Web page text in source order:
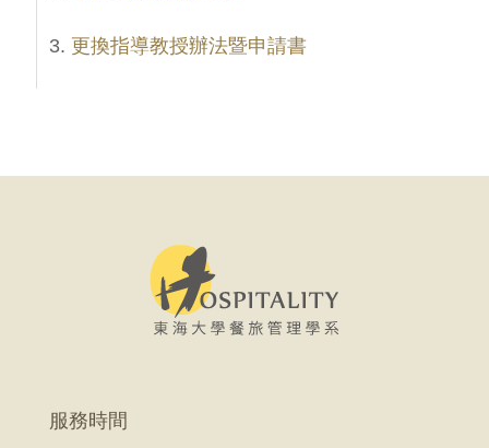
3. 更換指導教授辦法暨申請書
服務時間